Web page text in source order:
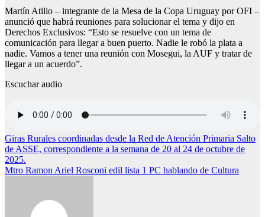
Martín Atilio – integrante de la Mesa de la Copa Uruguay por OFI –
anunció que habrá reuniones para solucionar el tema y dijo en
Derechos Exclusivos: “Esto se resuelve con un tema de
comunicación para llegar a buen puerto. Nadie le robó la plata a
nadie. Vamos a tener una reunión con Mosegui, la AUF y tratar de
llegar a un acuerdo”.
Escuchar audio
Navegación
de
entradas
Giras Rurales coordinadas desde la Red de Atención Primaria Salto
de ASSE, correspondiente a la semana de 20 al 24 de octubre de
2025.
Mtro Ramon Ariel Rosconi edil lista 1 PC hablando de Cultura